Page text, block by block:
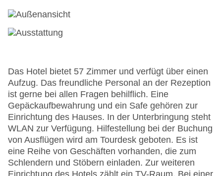
Das Hotel bietet 57 Zimmer und verfügt über einen
Aufzug. Das freundliche Personal an der Rezeption
ist gerne bei allen Fragen behilflich. Eine
Gepäckaufbewahrung und ein Safe gehören zur
Einrichtung des Hauses. In der Unterbringung steht
WLAN zur Verfügung. Hilfestellung bei der Buchung
von Ausflügen wird am Tourdesk geboten. Es ist
eine Reihe von Geschäften vorhanden, die zum
Schlendern und Stöbern einladen. Zur weiteren